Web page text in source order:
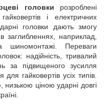
головки розроблені
і електричних
головки дають змогу
заглибленнях, наприклад,
шиномонтажі. Переваги
надійність, тривалий
за підвищеного зусилля
гайковертів усіх типів.
ціною ударні довгі